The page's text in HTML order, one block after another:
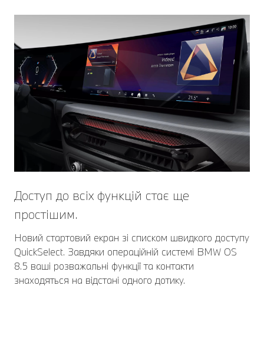
Доступ до всіх функцій стає ще
простішим.
Новий стартовий екран зі списком швидкого доступу
QuickSelect. Завдяки операційній системі BMW OS
8.5 ваші розважальні функції та контакти
знаходяться на відстані одного дотику.